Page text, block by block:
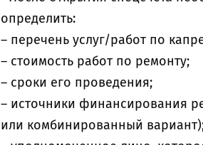
определить:
– перечень услуг/работ по
– стоимость работ по ремонту;
– сроки его проведения;
– источники финансирования
или комбинированный